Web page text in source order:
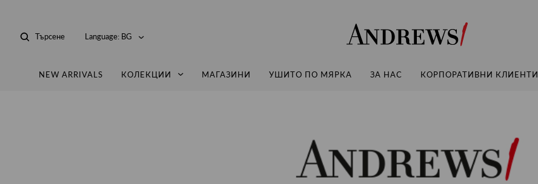
Andrews
Търсене Language: BG
NEW ARRIVALS КОЛЕКЦИИ МАГАЗИНИ УШИТО ПО МЯРКА ЗА НАС КОРПОРАТИВНИ КЛИЕНТИ